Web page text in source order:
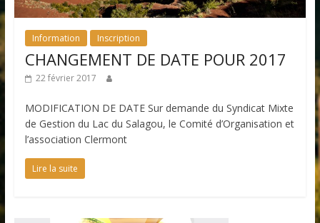
Information Inscription
CHANGEMENT DE DATE POUR 2017
22 février 2017
MODIFICATION DE DATE Sur demande du Syndicat Mixte
de Gestion du Lac du Salagou, le Comité d’Organisation et
l’association Clermont
Lire la suite